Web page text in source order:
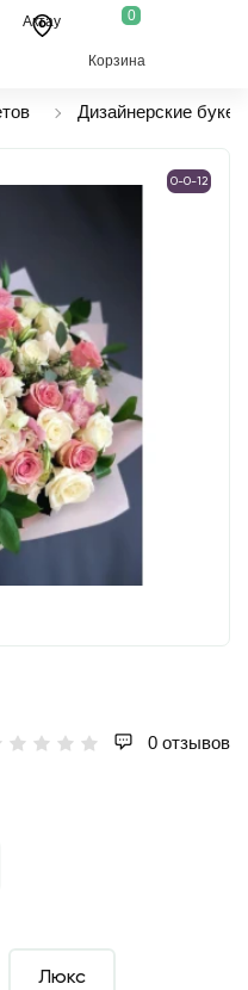
Актау 0
Корзина
Дизайнерские
0-0-12
0 отзывов
Люкс